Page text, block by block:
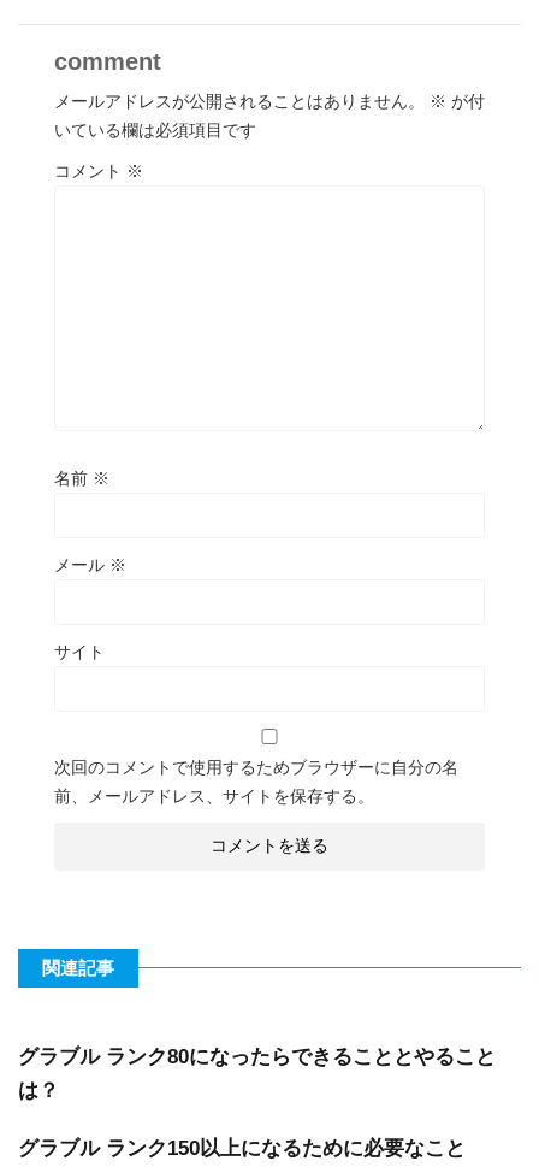
comment
メールアドレスが公開されることはありません。 ※ が付
いている欄は必須項目です
コメント ※
名前 ※
メール ※
サイト
次回のコメントで使用するためブラウザーに自分の名
前、メールアドレス、サイトを保存する。
関連記事
グラブル ランク80になったらできることとやること
は？
グラブル ランク150以上になるために必要なこと